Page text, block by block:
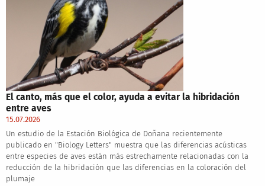
El canto, más que el color, ayuda a evitar la hibridación
entre aves
15.07.2026
Un estudio de la Estación Biológica de Doñana recientemente
publicado en "Biology Letters" muestra que las diferencias acústicas
entre especies de aves están más estrechamente relacionadas con la
reducción de la hibridación que las diferencias en la coloración del
plumaje